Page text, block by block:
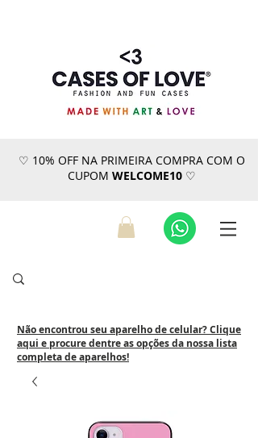
♡ 10% OFF NA PRIMEIRA COMPRA COM O
CUPOM WELCOME10♡
Não encontrou seu aparelho de celular? Clique
aqui e procure dentre as opções da nossa lista
completa de aparelhos!